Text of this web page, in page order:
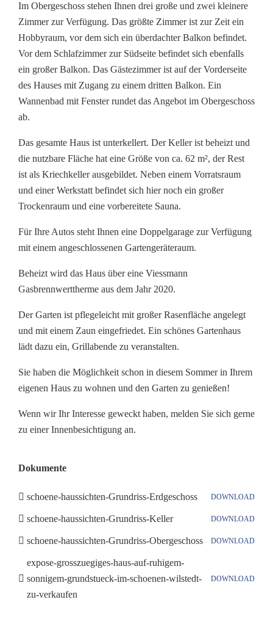
Im Obergeschoss stehen Ihnen drei große und zwei kleinere
Zimmer zur Verfügung. Das größte Zimmer ist zur Zeit ein
Hobbyraum, vor dem sich ein überdachter Balkon befindet.
Vor dem Schlafzimmer zur Südseite befindet sich ebenfalls
ein großer Balkon. Das Gästezimmer ist auf der Vorderseite
des Hauses mit Zugang zu einem dritten Balkon. Ein
Wannenbad mit Fenster rundet das Angebot im Obergeschoss
ab.
Das gesamte Haus ist unterkellert. Der Keller ist beheizt und
die nutzbare Fläche hat eine Größe von ca. 62 m², der Rest
ist als Kriechkeller ausgebildet. Neben einem Vorratsraum
und einer Werkstatt befindet sich hier noch ein großer
Trockenraum und eine vorbereitete Sauna.
Für Ihre Autos steht Ihnen eine Doppelgarage zur Verfügung
mit einem angeschlossenen Gartengeräteraum.
Beheizt wird das Haus über eine Viessmann
Gasbrennwerttherme aus dem Jahr 2020.
Der Garten ist pflegeleicht mit großer Rasenfläche angelegt
und mit einem Zaun eingefriedet. Ein schönes Gartenhaus
lädt dazu ein, Grillabende zu veranstalten.
Sie haben die Möglichkeit schon in diesem Sommer in Ihrem
eigenen Haus zu wohnen und den Garten zu genießen!
Wenn wir Ihr Interesse geweckt haben, melden Sie sich gerne
zu einer Innenbesichtigung an.
Dokumente
schoene-haussichten-Grundriss-Erdgeschoss DOWNLOAD
schoene-haussichten-Grundriss-Keller DOWNLOAD
schoene-haussichten-Grundriss-Obergeschoss DOWNLOAD
expose-grosszuegiges-haus-auf-ruhigem-
sonnigem-grundstueck-im-schoenen-wilstedt-
zu-verkaufen
DOWNLOAD